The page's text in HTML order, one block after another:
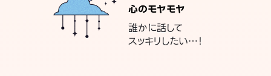
心のモヤモヤ
誰かに話して
スッキリしたい…！